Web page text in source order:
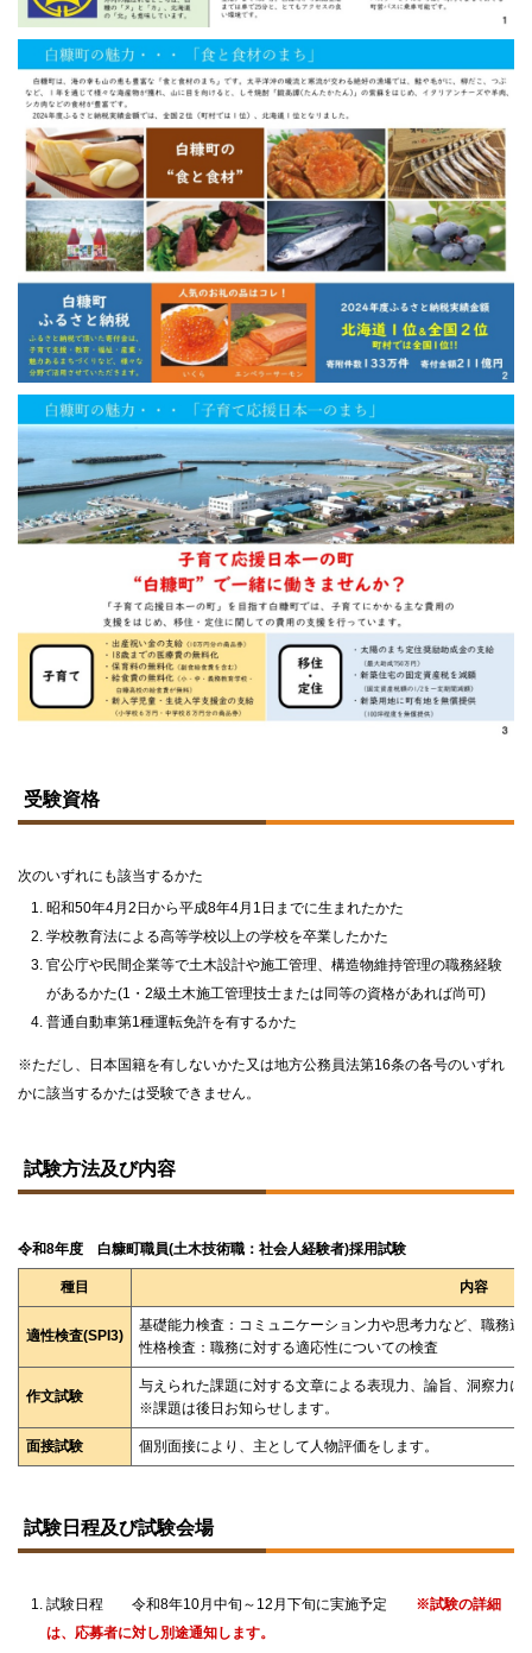
ッ
プ
る
受験資格
次のいずれにも該当するかた
昭和50年4月2日から平成8年4月1日までに生まれたかた
学校教育法による高等学校以上の学校を卒業したかた
官公庁や民間企業等で土木設計や施工管理、構造物維持管理の職務経験
があるかた(1・2級土木施工管理技士または同等の資格があれば尚可)
普通自動車第1種運転免許を有するかた
※ただし、日本国籍を有しないかた又は地方公務員法第16条の各号のいずれ
かに該当するかたは受験できません。
ッ
プ
に
る
試験方法及び内容
令和8年度 白糠町職員(土木技術職：社会人経験者)採用試験
種目 内容
適性検査(SPI3)
基礎能力検査：コミュニケーション力や思考力など、職務
性格検査：職務に対する適応性についての検査
作文試験
与えられた課題に対する文章による表現力、論旨、洞察力に
※課題は後日お知らせします。
面接試験 個別面接により、主として人物評価をします。
ッ
プ
に
試験日程及び試験会場
試験日程 令和8年10月中旬～12月下旬に実施予定 ※試験の詳細
は、応募者に対し別途通知します。